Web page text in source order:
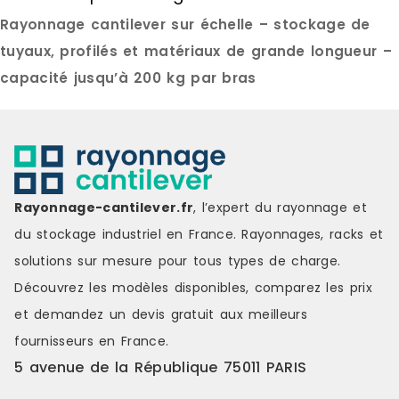
l'espace.Conception stable pour
installation fixeMonté sur pieds, ce
modèle garantit une excellente
stabilité, idéale pour une
implantation durable en atelier, en
peut supporter jusqu'à 65 kgs pour
une charge admissible totale de
350 kgs, assurant un stockage
fiable et sécurisé.Prêt à
l'emploiLivré entièrement
assemblé, le Cantilever 3 niveaux
est immédiatement opérationnel
et constitue une solution simple et
efficace pour organiser le
stockage de charges longues.
Référence : 18A-1 Disponibilité :
usage
constitue
Référence :
Disponible
Rayonnage cantilever sur échelle – stockage de
tuyaux, profilés et matériaux de grande longueur –
capacité jusqu’à 200 kg par bras
Rayonnage-cantilever.fr, l’expert du rayonnage et
du stockage industriel en France. Rayonnages, racks et
solutions sur mesure pour tous types de charge.
Découvrez les modèles disponibles, comparez les prix
et demandez un devis gratuit aux meilleurs
fournisseurs en France.
5 avenue de la République 75011 PARIS